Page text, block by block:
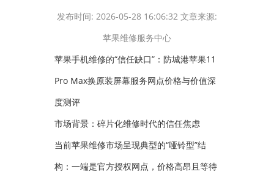
发布时间: 2026-05-28 16:06:32 文章来源:
苹果维修服务中心
苹果手机维修的“信任缺口”：防城港苹果11
Pro Max换原装屏幕服务网点价格与价值深
度测评
市场背景：碎片化维修时代的信任焦虑
当前苹果维修市场呈现典型的“哑铃型”结
构：一端是官方授权网点，价格高昂且等待